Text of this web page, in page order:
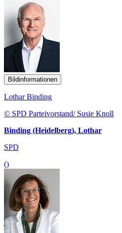
Bildinformationen
Lothar Binding
© SPD Parteivorstand/ Susie Knoll
Binding (Heidelberg), Lothar
SPD
()